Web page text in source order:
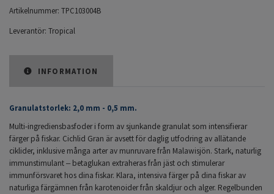
Artikelnummer: TPC103004B
Leverantör: Tropical
INFORMATION
Granulatstorlek: 2,0 mm - 0,5 mm.
Multi-ingrediensbasfoder i form av sjunkande granulat som intensifierar
färger på fiskar. Cichlid Gran är avsett för daglig utfodring av allätande
ciklider, inklusive många arter av munruvare från Malawisjön. Stark, naturlig
immunstimulant ‒ betaglukan extraheras från jäst och stimulerar
immunförsvaret hos dina fiskar. Klara, intensiva färger på dina fiskar av
naturliga färgämnen från karotenoider från skaldjur och alger. Regelbunden